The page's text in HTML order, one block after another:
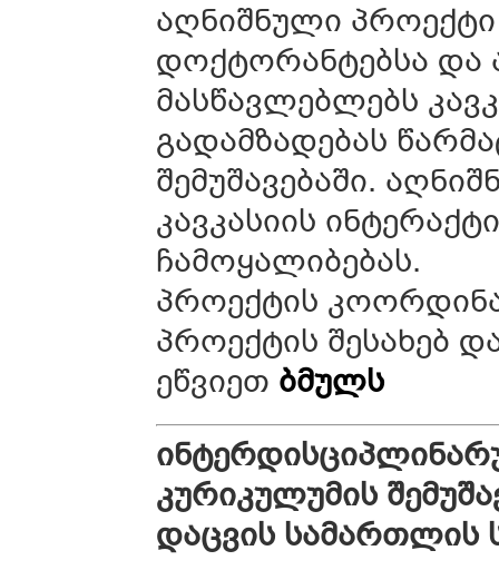
აღნიშნული
დოქტორანტებსა
მასწავლებლებს
გადამზადებას
შემუშავებაში.
კავკასიის
ჩამოყალიბებას.
პროექტის
პროექტის შესახებ
ეწვიეთ ბმულს
კურიკულუმის
დაცვის სამართლის